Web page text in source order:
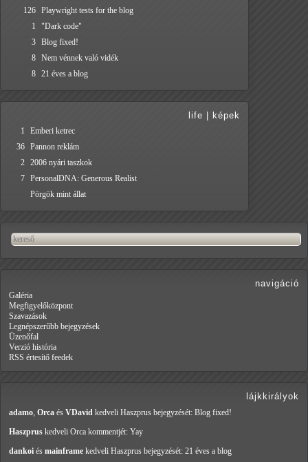
126 Playwright tests for the blog
1
"Dark code"
3 Blog fixed!
8 Nem vénnek való vidék
8 21 éves a blog
life képek
1
Emberi ketrec
36 Pannon reklám
2 2006 nyári taszkok
7 PersonalDNA: Generous Realist
Pörgök mint állat
navigáció
Galéria
Megfigyelőközpont
Szavazások
Legnépszerűbb bejegyzések
Üzenőfal
Verzió história
RSS értesítő feedek
lájkkirályok
adamo, Orca és VDavid kedveli Haszprus bejegyzését: Blog fixed!
Haszprus kedveli Orca kommentjét: Yay
dankoi és mainframe kedveli Haszprus bejegyzését: 21 éves a blog